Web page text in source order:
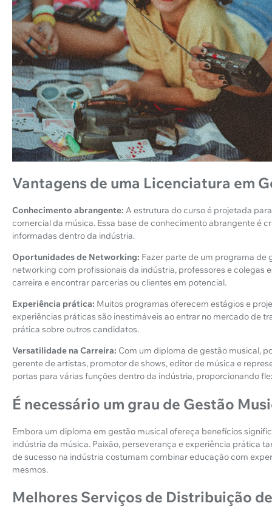
Vantagens de uma Licenciatura em
Conhecimento abrangente: A estrutura do curso é projetada
comercial da música. Essa base de conhecimento abrangente é
informadas dentro da indústria.
Oportunidades de Networking: Fazer parte de um programa
networking com profissionais da indústria, professores e colegas
carreira e encontrar parcerias ou clientes em potencial.
Experiência prática: Muitos programas oferecem estágios e
experiências práticas são inestimáveis ao entrar no mercado de
prática sobre outros candidatos.
Versatilidade na Carreira: Com um diploma de gestão musical,
gerente de artistas, promotor de shows, editor de música e
portas para várias funções dentro da indústria, proporcionando
É necessário um grau de Gestão
Embora um diploma em gestão musical ofereça benefícios
indústria da música. Paixão, perseverança e experiência prática
de sucesso na indústria costumam combinar educação com
mesmos.
Melhores Serviços de Distribuição